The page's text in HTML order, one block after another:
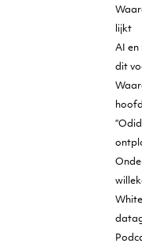
lijkt
AI en
dit